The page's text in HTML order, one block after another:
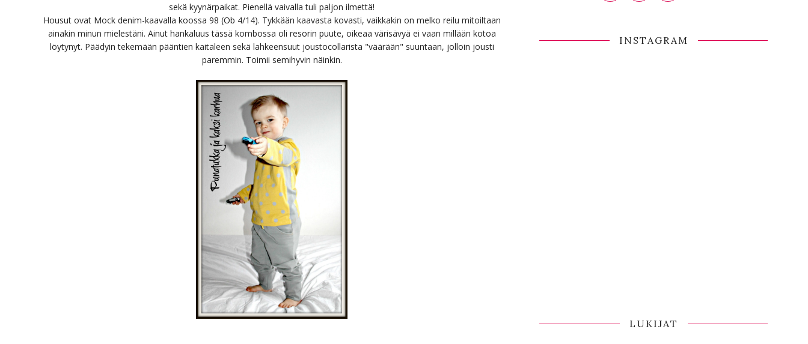
sekä kyynärpaikat. Pienellä vaivalla tuli paljon ilmettä!
Housut ovat Mock denim-kaavalla koossa 98 (Ob 4/14). Tykkään kaavasta kovasti, vaikkakin on melko reilu mitoiltaan
ainakin minun mielestäni. Ainut hankaluus tässä kombossa oli resorin puute, oikeaa värisävyä ei vaan millään kotoa
löytynyt. Päädyin tekemään pääntien kaitaleen sekä lahkeensuut joustocollarista "väärään" suuntaan, jolloin jousti
paremmin. Toimii semihyvin näinkin.
INSTAGRAM
LUKIJAT